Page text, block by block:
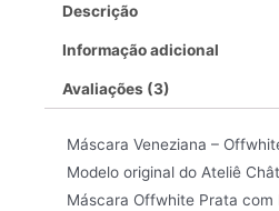
Descrição
Informação adicional
Avaliações (3)
Máscara Veneziana –
Modelo original do Ateliê
Máscara Offwhite Prata com